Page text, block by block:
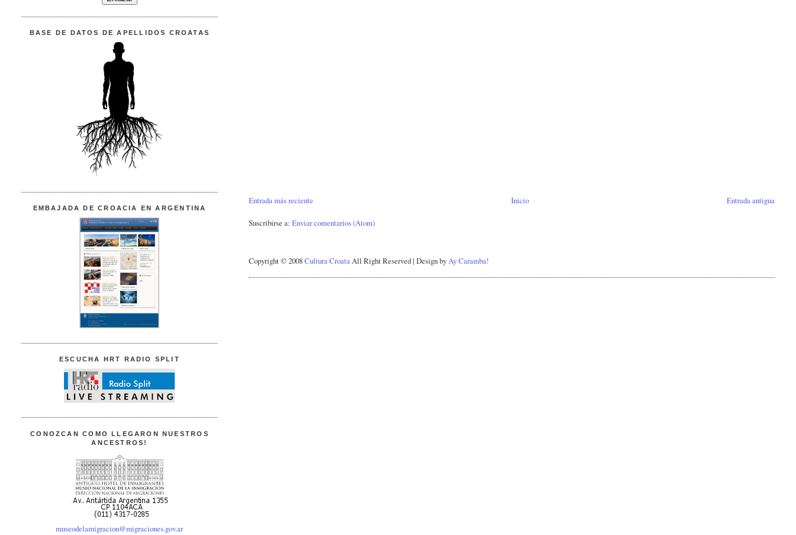
Entrada más reciente Entrada antigua
Inicio
Suscribirse a:Enviar comentarios (Atom)
Copyright © 2008Cultura CroataAll Right Reserved | Design byAy Caramba!
BASE DE DATOS DE APELLIDOS CROATAS
EMBAJADA DE CROACIA EN ARGENTINA
ESCUCHA HRT RADIO SPLIT
CONOZCAN COMO LLEGARON NUESTROS
ANCESTROS!
museodelamigracion@migraciones.gov.ar